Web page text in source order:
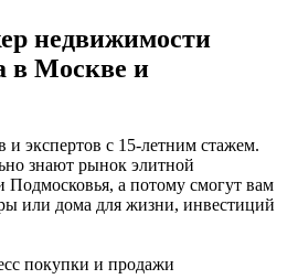
недвижимости
в Москве и
и экспертов с 15-летним стажем.
знают рынок элитной
а потому смогут вам
или дома для жизни, инвестиций
покупки и продажи